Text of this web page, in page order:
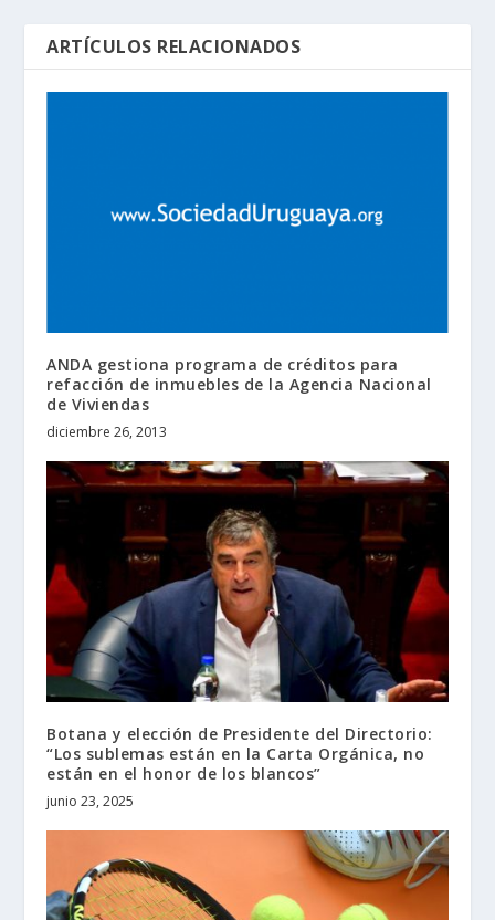
ARTÍCULOS RELACIONADOS
ANDA gestiona programa de créditos para
refacción de inmuebles de la Agencia Nacional
de Viviendas
diciembre 26, 2013
Botana y elección de Presidente del Directorio:
“Los sublemas están en la Carta Orgánica, no
están en el honor de los blancos”
junio 23, 2025